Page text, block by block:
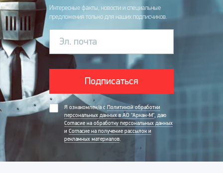
Интересные факты, новости и специальные
предложения только для наших подписчиков.
Эл. почта
Подписаться
Я ознакомлен/а с Политикой обработки
персональных данных в АО "Аркан-М", даю
Согласие на обработку персональных данных
и Согласие на получение рассылок и
рекламных материалов.